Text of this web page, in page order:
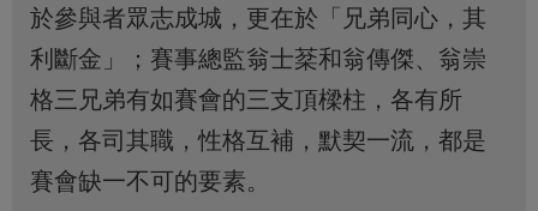
於參與者眾志成城，更在於「兄弟同心，其
利斷金」；賽事總監翁士棻和翁傳傑、翁崇
格三兄弟有如賽會的三支頂樑柱，各有所
長，各司其職，性格互補，默契一流，都是
賽會缺一不可的要素。